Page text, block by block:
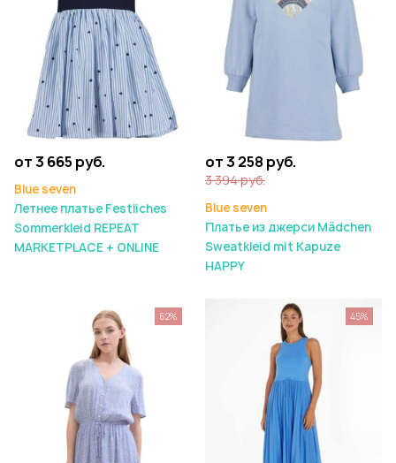
от 3 665 руб.
Blue seven
Летнее платье Festliches
Sommerkleid REPEAT
MARKETPLACE + ONLINE
от 3 258 руб.
3 394 руб.
Blue seven
Платье из джерси Mädchen
Sweatkleid mit Kapuze
HAPPY
62% 45%